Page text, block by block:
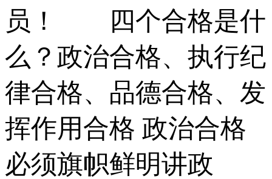
员！ 四个合格是什
么？政治合格、执行纪
律合格、品德合格、发
挥作用合格 政治合格
必须旗帜鲜明讲政